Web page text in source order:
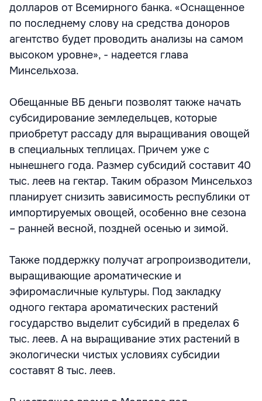
долларов от Всемирного банка. «Оснащенное
по последнему слову на средства доноров
агентство будет проводить анализы на самом
высоком уровне», - надеется глава
Минсельхоза.
Обещанные ВБ деньги позволят также начать
субсидирование земледельцев, которые
приобретут рассаду для выращивания овощей
в специальных теплицах. Причем уже с
нынешнего года. Размер субсидий составит 40
тыс. леев на гектар. Таким образом Минсельхоз
планирует снизить зависимость республики от
импортируемых овощей, особенно вне сезона
– ранней весной, поздней осенью и зимой.
Также поддержку получат агропроизводители,
выращивающие ароматические и
эфиромасличные культуры. Под закладку
одного гектара ароматических растений
государство выделит субсидий в пределах 6
тыс. леев. А на выращивание этих растений в
экологически чистых условиях субсидии
составят 8 тыс. леев.